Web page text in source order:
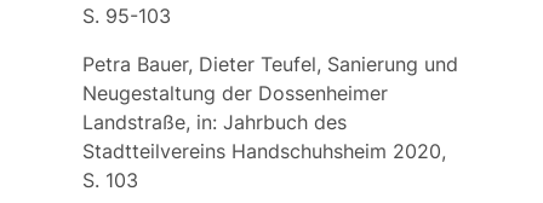
S. 95-103
Petra Bauer, Dieter Teufel, Sanierung und
Neugestaltung der Dossenheimer
Landstraße, in: Jahrbuch des
Stadtteilvereins Handschuhsheim 2020,
S. 103